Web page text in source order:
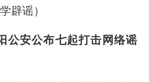
辟谣）
公安公布七起打击网络谣